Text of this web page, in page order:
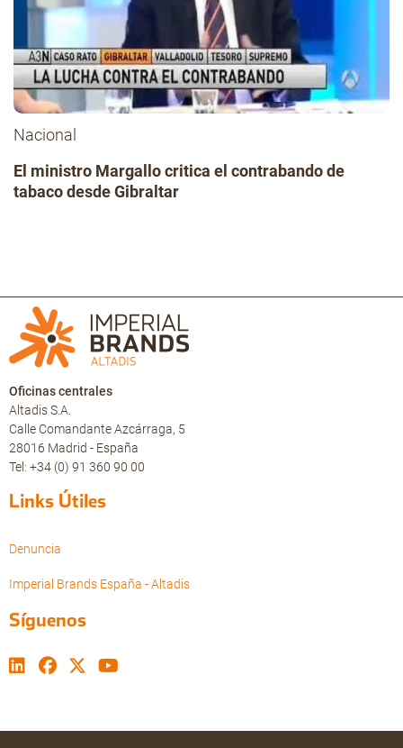
Nacional
El ministro Margallo critica el contrabando de
tabaco desde Gibraltar
Oficinas centrales
Altadis S.A.
Calle Comandante Azcárraga, 5
28016 Madrid - España
Tel: +34 (0) 91 360 90 00
Links Útiles
Denuncia
Imperial Brands España - Altadis
Síguenos